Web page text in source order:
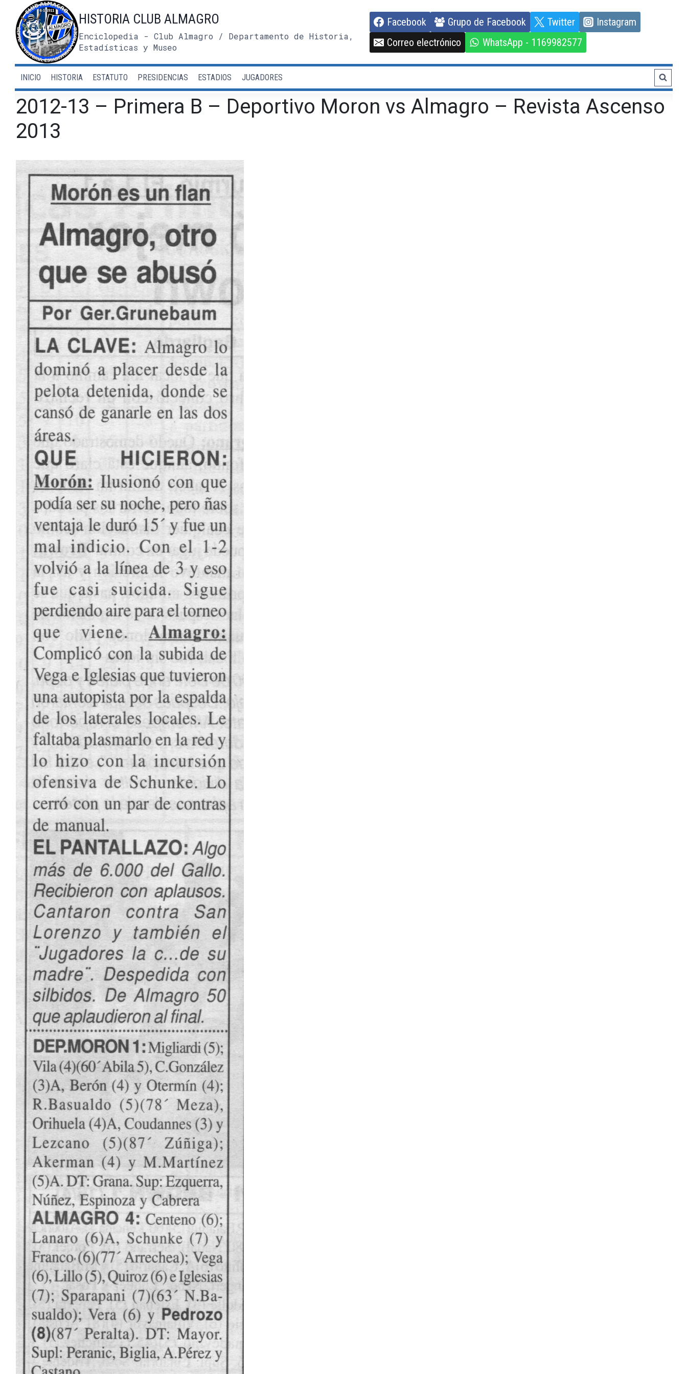
contenido
HISTORIA CLUB ALMAGRO
Enciclopedia - Club Almagro / Departamento de Historia,
Estadísticas y Museo
Facebook Grupo de Facebook Twitter
Instagram
Correo electrónico
WhatsApp - 1169982577
INICIO HISTORIA ESTATUTO PRESIDENCIAS ESTADIOS JUGADORES
2012-13 – Primera B – Deportivo Moron vs Almagro – Revista Ascenso
2013